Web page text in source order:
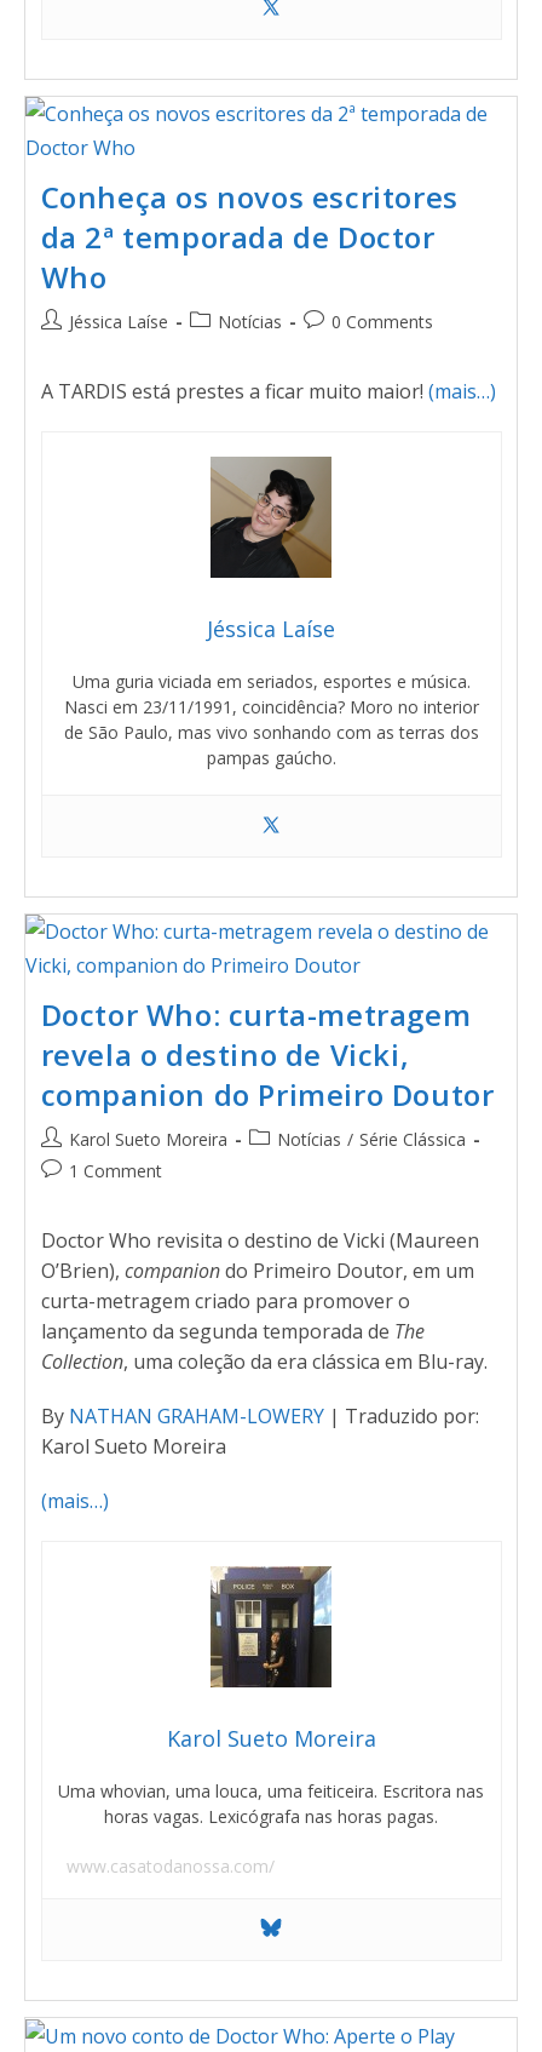
Conheça os novos escritores
da 2ª temporada de Doctor
Who
Jéssica Laíse Notícias 0 Comments
A TARDIS está prestes a ficar muito maior! (mais…)
Jéssica Laíse
Uma guria viciada em seriados, esportes e música.
Nasci em 23/11/1991, coincidência? Moro no interior
de São Paulo, mas vivo sonhando com as terras dos
pampas gaúcho.
Doctor Who: curta-metragem
revela o destino de Vicki,
companion do Primeiro Doutor
Karol Sueto Moreira Notícias / Série Clássica
1 Comment
Doctor Who revisita o destino de Vicki (Maureen
O’Brien), companiondo Primeiro Doutor, em um
curta-metragem criado para promover o
lançamento da segunda temporada de The
Collection, uma coleção da era clássica em Blu-ray.
By NATHAN GRAHAM-LOWERY| Traduzido por:
Karol Sueto Moreira
(mais…)
Karol Sueto Moreira
Uma whovian, uma louca, uma feiticeira. Escritora nas
horas vagas. Lexicógrafa nas horas pagas.
www.casatodanossa.com/